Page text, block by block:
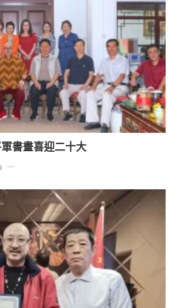
書畫喜迎二十大